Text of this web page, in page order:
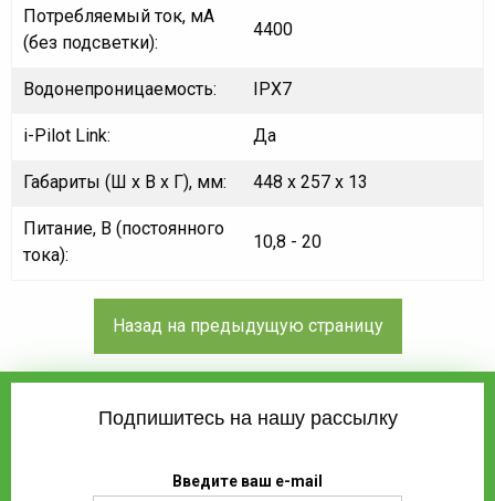
Потребляемый ток, мА
(без подсветки):
4400
Водонепроницаемость: IPX7
i-Pilot Link: Да
Габариты (Ш х В х Г), мм: 448 x 257 x 13
Питание, В (постоянного
тока):
10,8 - 20
Подпишитесь на нашу рассылку
Введите ваш e-mail